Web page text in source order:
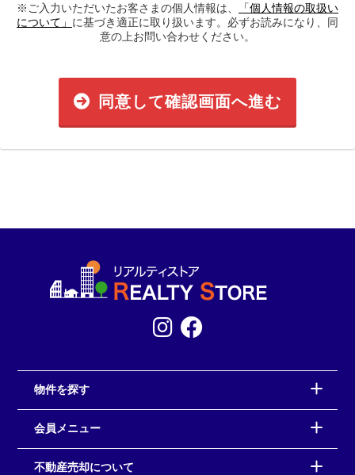
※ご入力いただいたお客さまの個人情報は、
「個人情報の取扱い
について」 に基づき適正に取り扱います。必ずお読みになり、同
意の上お問い合わせください。
同意して確認画面へ進む
物件を探す
会員メニュー
不動産売却について